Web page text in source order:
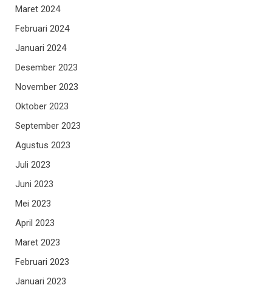
Maret 2024
Februari 2024
Januari 2024
Desember 2023
November 2023
Oktober 2023
September 2023
Agustus 2023
Juli 2023
Juni 2023
Mei 2023
April 2023
Maret 2023
Februari 2023
Januari 2023